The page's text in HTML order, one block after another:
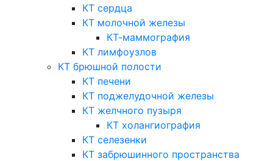
КТ сердца
КТ молочной железы
КТ-маммография
КТ лимфоузлов
КТ брюшной полости
КТ печени
КТ поджелудочной железы
КТ желчного пузыря
КТ холангиография
КТ селезенки
КТ забрюшинного пространства